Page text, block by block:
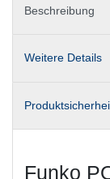
Beschreibung
Weitere Details
Funko